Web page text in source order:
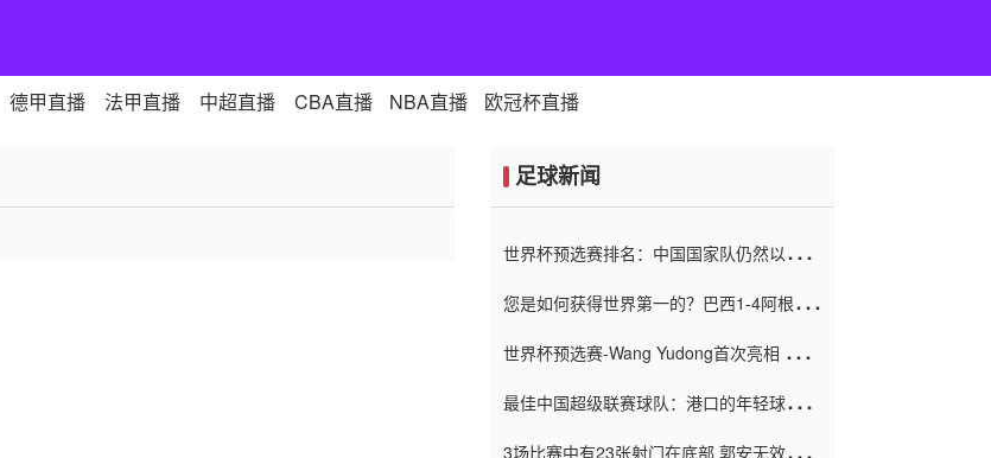
德甲直播 法甲直播 中超直播 CBA直播 NBA直播 欧冠杯直播
足球新闻
世界杯预选赛排名：中国国家队仍然以6分
您是如何获得世界第一的？巴西1-4阿根
世界杯预选赛-Wang Yudong首次亮相 中国
最佳中国超级联赛球队：港口的年轻球员在
3场比赛中有23张射门在底部 郭安无效传球